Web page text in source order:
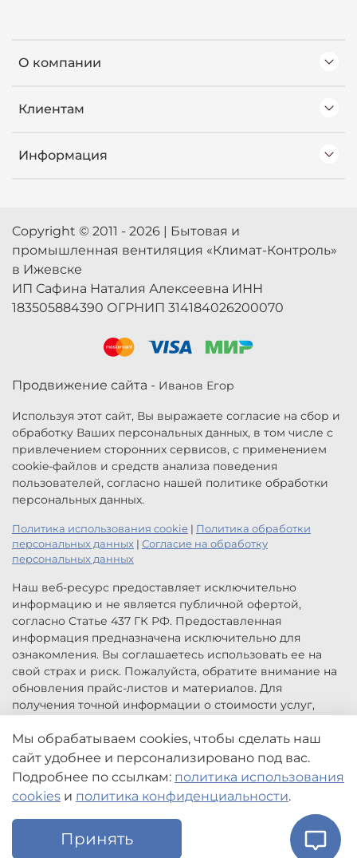
О компании
Клиентам
Информация
Copyright © 2011 - 2026 | Бытовая и
промышленная вентиляция «Климат-Контроль»
в Ижевске
ИП Сафина Наталия Алексеевна ИНН
183505884390 ОГРНИП 314184026200070
Продвижение сайта - Иванов Егор
Используя этот сайт, Вы выражаете согласие на сбор и
обработку Ваших персональных данных, в том числе с
привлечением сторонних сервисов, с применением
cookie-файлов и средств анализа поведения
пользователей, согласно нашей политике обработки
персональных данных.
Политика использования cookie | Политика обработки
персональных данных | Согласие на обработку
персональных данных
Наш веб-ресурс предоставляет исключительно
информацию и не является публичной офертой,
согласно Статье 437 ГК РФ. Предоставленная
информация предназначена исключительно для
ознакомления. Вы соглашаетесь использовать ее на
свой страх и риск. Пожалуйста, обратите внимание на
обновления прайс-листов и материалов. Для
получения точной информации о стоимости услуг,
заказа услуг заполните форму обратной связи.
Цены, указанные на сайте приведены как справочная
информация и не являются публичной офертой. Могут
быть изменены в любое время без предупреждения.
Мы обрабатываем cookies, чтобы сделать наш
сайт удобнее и персонализировано под вас.
Подробнее по ссылкам: политика использования
cookies и политика конфиденциальности.
Принять